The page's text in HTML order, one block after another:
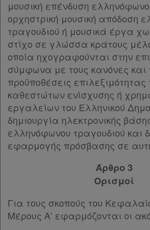
μουσική επένδυση
ορχηστρική μουσική απόδοση
τραγουδιού ή μουσικά έργα
στίχο σε γλώσσα κράτους
οποία ηχογραφούνται στην
σύμφωνα με τους κανόνες και
προϋποθέσεις
καθεστώτων ενίσχυσης ή
εργαλείων του Ελληνικού
δημιουργία ηλεκτρονικής
ελληνόφωνου τραγουδιού και
εφαρμογής πρόσβασης σε
Άρθρο 3
Ορισμοί
Για τους σκοπούς του
Μέρους Α’ εφαρμόζονται οι